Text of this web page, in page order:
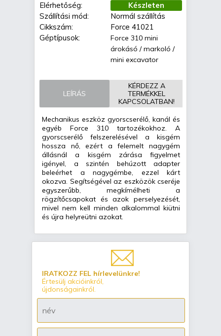
Elérhetőség:
Készleten
Szállítási mód:
Normál szállítás
Cikkszám:
Force 41021
Géptípusok:
Force 310 mini
árokásó / markoló /
mini excavator
LEÍRÁS
KÉRDEZZ A
TERMÉKKEL
KAPCSOLATBAN!
Mechanikus eszköz gyorscserélő, kanál és
egyéb Force 310 tartozékokhoz. A
gyorscserélő felszerelésével a kisgém
hossza nő, ezért a felemelt nagygém
állásnál a kisgém zárása figyelmet
igényel, a szintén behúzott adapter
beleérhet a nagygémbe, ezzel kárt
okozva. Segítségével az eszközök cseréje
egyszerűbb, megkímélheti a
rögzítőcsapokat és azok perselyezését,
mivel nem kell minden alkalommal kiütni
és újra helyreütni azokat.
IRATKOZZ FEL hírlevelünkre!
Értesülj akcióinkról,
újdonságainkról.